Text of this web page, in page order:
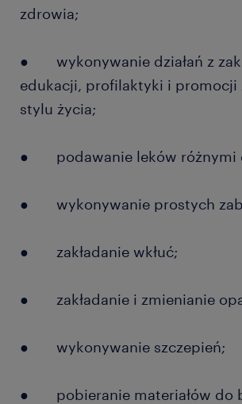
zdrowia;
● wykonywanie działań z
edukacji, profilaktyki i promocji
stylu życia;
● podawanie leków różnymi
● wykonywanie prostych
● zakładanie wkłuć;
● zakładanie i zmienianie
● wykonywanie szczepień;
● pobieranie materiałów do